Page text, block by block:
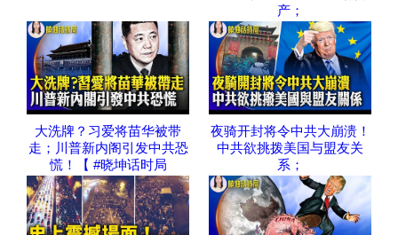
产；
大洗牌？习爱将苗华被带
走；川普新内阁引发中共恐
慌！【 #晓坤话时局
夜骑开封将令中共大崩溃！
中共欲挑拨美国与盟友关
系；